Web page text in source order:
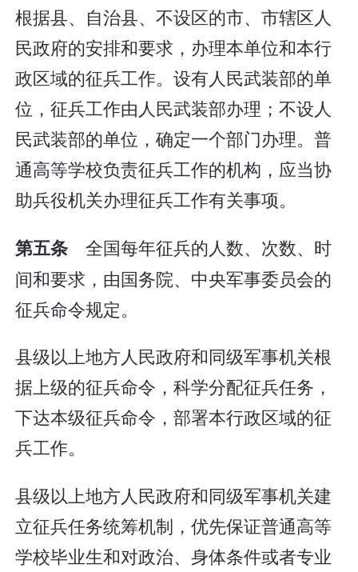
根据县、自治县、不设区的市、市辖区人
民政府的安排和要求，办理本单位和本行
政区域的征兵工作。设有人民武装部的单
位，征兵工作由人民武装部办理；不设人
民武装部的单位，确定一个部门办理。普
通高等学校负责征兵工作的机构，应当协
助兵役机关办理征兵工作有关事项。
第五条 全国每年征兵的人数、次数、时
间和要求，由国务院、中央军事委员会的
征兵命令规定。
县级以上地方人民政府和同级军事机关根
据上级的征兵命令，科学分配征兵任务，
下达本级征兵命令，部署本行政区域的征
兵工作。
县级以上地方人民政府和同级军事机关建
立征兵任务统筹机制，优先保证普通高等
学校毕业生和对政治、身体条件或者专业